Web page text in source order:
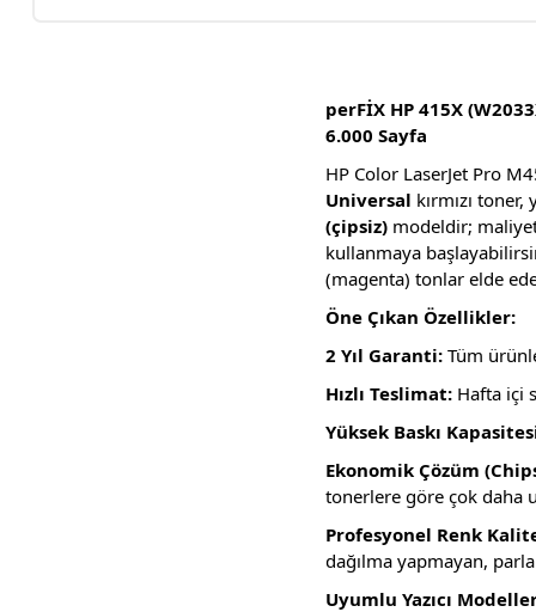
perFİX HP 415X
6.000 Sayfa
HP Color LaserJet Pro
Universal kırmızı
(çipsiz) modeldir;
kullanmaya
(magenta) tonlar elde
Öne Çıkan Özellikler:
2 Yıl Garanti: Tüm
Hızlı Teslimat: Hafta içi
Yüksek Baskı
Ekonomik Çözüm
tonerlere göre çok daha
Profesyonel Renk
dağılma yapmayan,
Uyumlu Yazıcı